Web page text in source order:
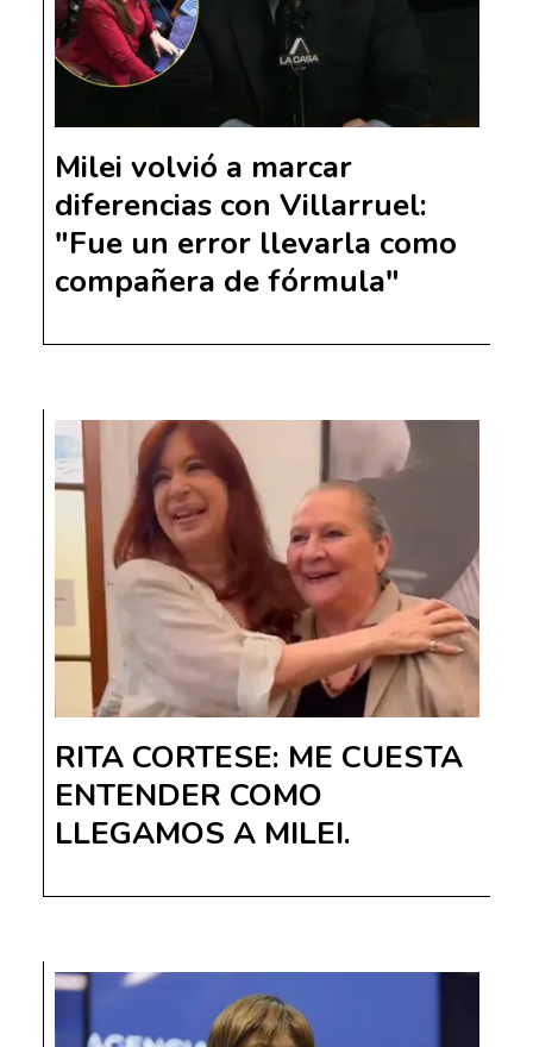
Milei volvió a marcar
diferencias con Villarruel:
"Fue un error llevarla como
compañera de fórmula"
RITA CORTESE: ME CUESTA
ENTENDER COMO
LLEGAMOS A MILEI.